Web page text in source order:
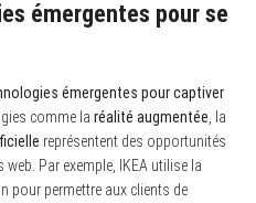
émergentes pour se
émergentes pour captiver
comme la réalité augmentée , la
représentent des opportunités
Par exemple, IKEA utilise la
pour permettre aux clients de